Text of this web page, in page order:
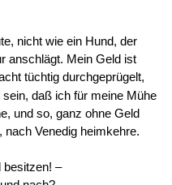
nicht wie ein Hund, der
anschlägt. Mein Geld ist
tüchtig durchgeprügelt,
daß ich für meine Mühe
und so, ganz ohne Geld
Venedig heimkehre.
besitzen! –